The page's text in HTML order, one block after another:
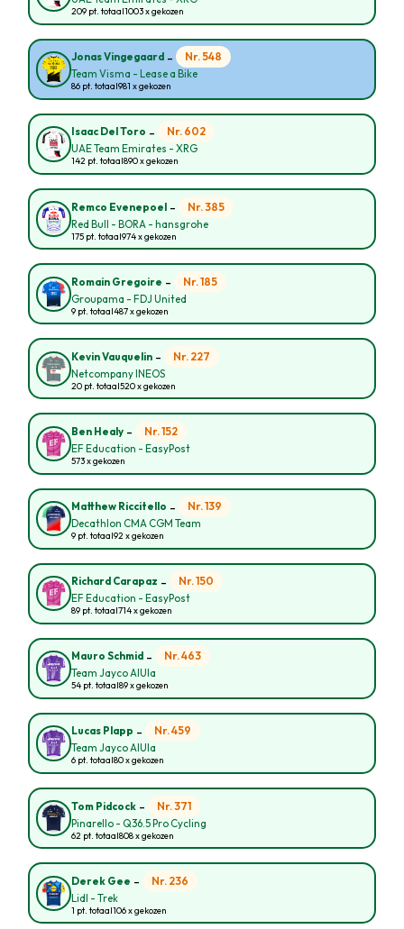
209 pt. totaal1003 x gekozen
Jonas Vingegaard - Nr. 548
Team Visma - Lease a Bike
86 pt. totaal981 x gekozen
Isaac Del Toro - Nr. 602
UAE Team Emirates - XRG
142 pt. totaal890 x gekozen
Remco Evenepoel - Nr. 385
Red Bull - BORA - hansgrohe
175 pt. totaal974 x gekozen
Romain Gregoire - Nr. 185
Groupama - FDJ United
9 pt. totaal487 x gekozen
Kevin Vauquelin - Nr. 227
Netcompany INEOS
20 pt. totaal520 x gekozen
Ben Healy - Nr. 152
EF Education - EasyPost
573 x gekozen
Matthew Riccitello - Nr. 139
Decathlon CMA CGM Team
9 pt. totaal92 x gekozen
Richard Carapaz - Nr. 150
EF Education - EasyPost
89 pt. totaal714 x gekozen
Mauro Schmid - Nr. 463
Team Jayco AlUla
54 pt. totaal89 x gekozen
Lucas Plapp - Nr. 459
Team Jayco AlUla
6 pt. totaal80 x gekozen
Tom Pidcock - Nr. 371
Pinarello - Q36.5 Pro Cycling
62 pt. totaal808 x gekozen
Derek Gee - Nr. 236
Lidl - Trek
1 pt. totaal106 x gekozen